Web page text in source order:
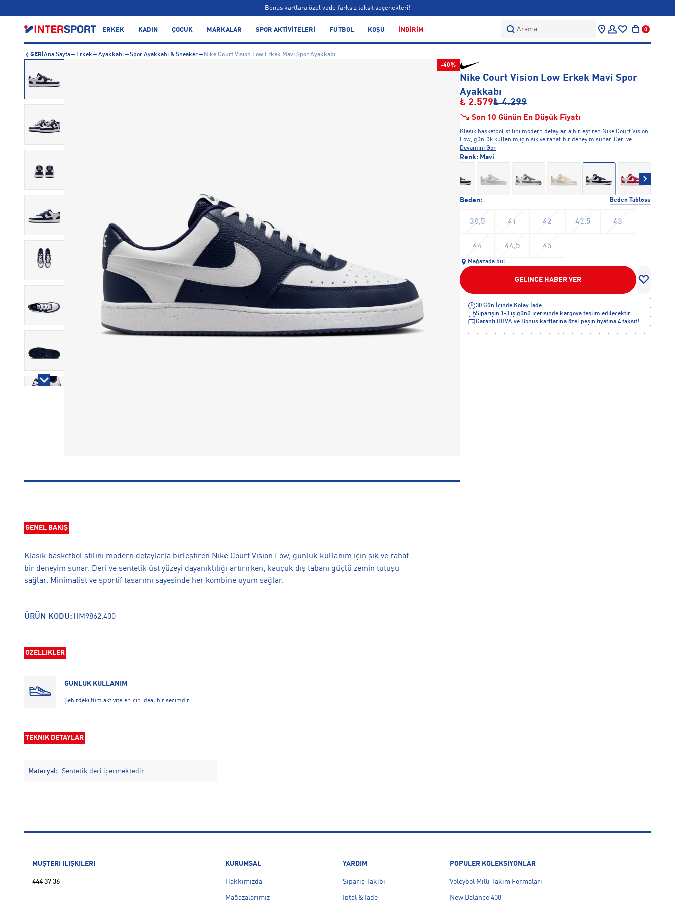
Bonus kartlara özel vade farksız taksit seçenekleri!
ERKEK KADIN ÇOCUK MARKALAR SPOR AKTİVİTELERİ FUTBOL KOŞU İNDİRİM Arama 0
GERİ Ana Sayfa Erkek Ayakkabı Spor Ayakkabı & Sneaker
Nike Court Vision Low Erkek Mavi Spor Ayakkabı
-40%
GENEL BAKIŞ
Klasik basketbol stilini modern detaylarla birleştiren Nike Court Vision Low, günlük kullanım için şık ve rahat
bir deneyim sunar. Deri ve sentetik üst yüzeyi dayanıklılığı artırırken, kauçuk dış tabanı güçlü zemin tutuşu
sağlar. Minimalist ve sportif tasarımı sayesinde her kombine uyum sağlar.
ÜRÜN KODU: HM9862.400
ÖZELLİKLER
GÜNLÜK KULLANIM
Şehirdeki tüm aktiviteler için ideal bir seçimdir.
TEKNİK DETAYLAR
Materyal: Sentetik deri içermektedir.
Nike Court Vision Low Erkek Mavi Spor
Ayakkabı
₺ 2.579₺ 4.299
Son 10 Günün En Düşük Fiyatı
Klasik basketbol stilini modern detaylarla birleştiren Nike Court Vision
Low, günlük kullanım için şık ve rahat bir deneyim sunar. Deri ve
sentetik üst yüzeyi dayanıklılığı artırırken, kauçuk dış tabanı güçlü
zemin tutuşu sağlar. Minimalist ve sportif tasarımı sayesinde her
kombine uyum sağlar.
Devamını Gör
Beden: Beden Tablosu
38,5 41 42 42,5 43
44 44,5 45
Renk: Mavi
Mağazada bul
GELİNCE HABER VER
30 Gün İçinde Kolay İade
Siparişin 1-3 iş günü içerisinde kargoya teslim edilecektir.
Garanti BBVA ve Bonus kartlarına özel peşin fiyatına 4 taksit!
MÜŞTERİ İLİŞKİLERİ
444 37 36
KURUMSAL
Hakkımızda
Mağazalarımız
YARDIM
Sipariş Takibi
İptal & İade
POPÜLER KOLEKSİYONLAR
Voleybol Milli Takım Formaları
New Balance 408